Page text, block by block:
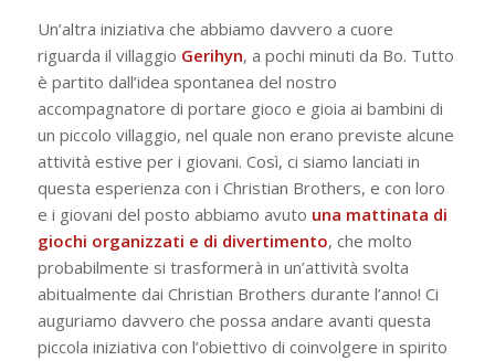
Un’altra iniziativa che abbiamo davvero a cuore
riguarda il villaggio Gerihyn, a pochi minuti da Bo. Tutto
è partito dall’idea spontanea del nostro
accompagnatore di portare gioco e gioia ai bambini di
un piccolo villaggio, nel quale non erano previste alcune
attività estive per i giovani. Così, ci siamo lanciati in
questa esperienza con i Christian Brothers, e con loro
e i giovani del posto abbiamo avuto una mattinata di
giochi organizzati e di divertimento, che molto
probabilmente si trasformerà in un’attività svolta
abitualmente dai Christian Brothers durante l’anno! Ci
auguriamo davvero che possa andare avanti questa
piccola iniziativa con l’obiettivo di coinvolgere in spirito